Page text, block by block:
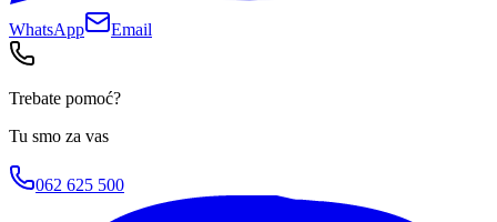
WhatsApp Email
Trebate pomoć?
Tu smo za vas
062 625 500